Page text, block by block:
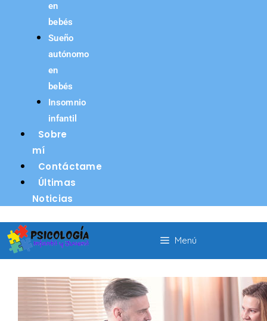
en
bebés
Sueño
autónomo
en
bebés
Insomnio
infantil
Sobre
mí
Contáctame
Últimas
Noticias
Menú